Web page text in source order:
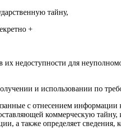
тайну,
+
недоступности для
и использовании по
с отнесением
коммерческую
а также определяет сведения,